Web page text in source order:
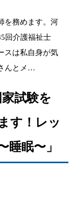
を務めます。河
回介護福祉士
スは私自身が気
んとメ…
試験を
す！レッ
睡眠〜」